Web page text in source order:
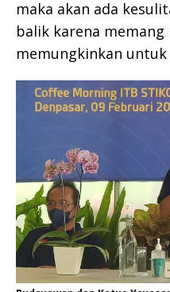
maka akan ada
balik karena
memungkinkan untuk